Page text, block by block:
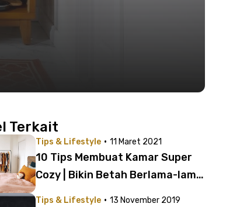
Terkait
Tips & Lifestyle · 11 Maret 2021
10 Tips Membuat Kamar Super
Cozy | Bikin Betah Berlama-lama
Tips & Lifestyle · 13 November 2019